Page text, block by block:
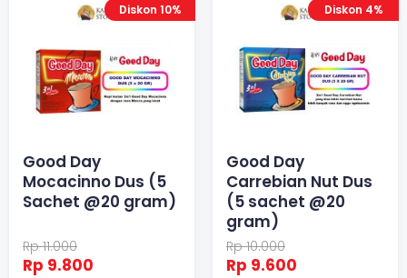
Diskon 10%
Good Day
Mocacinno Dus (5
Sachet @20 gram)
Rp 11.000
Rp 9.800
Diskon 4%
Good Day
Carrebian Nut Dus
(5 sachet @20
gram)
Rp 10.000
Rp 9.600